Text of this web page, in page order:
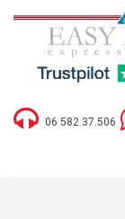
06 582.37.506